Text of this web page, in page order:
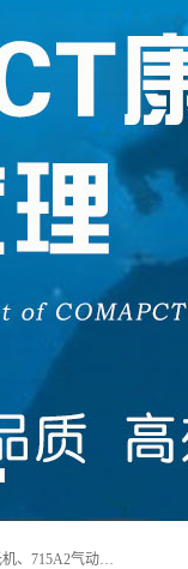
宁波上椿进出口有限公司是日本COMPACT康柏特，原装进口，进口代理商批发, 提供450PL气动抛光机、715A2气动抛光机、905A4打磨机、935GS打磨机、913W-5水磨机、450PL抛光机、715A2抛光机、935GS齿轮抛光机、905A4气动打磨机、价格实惠,欢迎来电咨询.